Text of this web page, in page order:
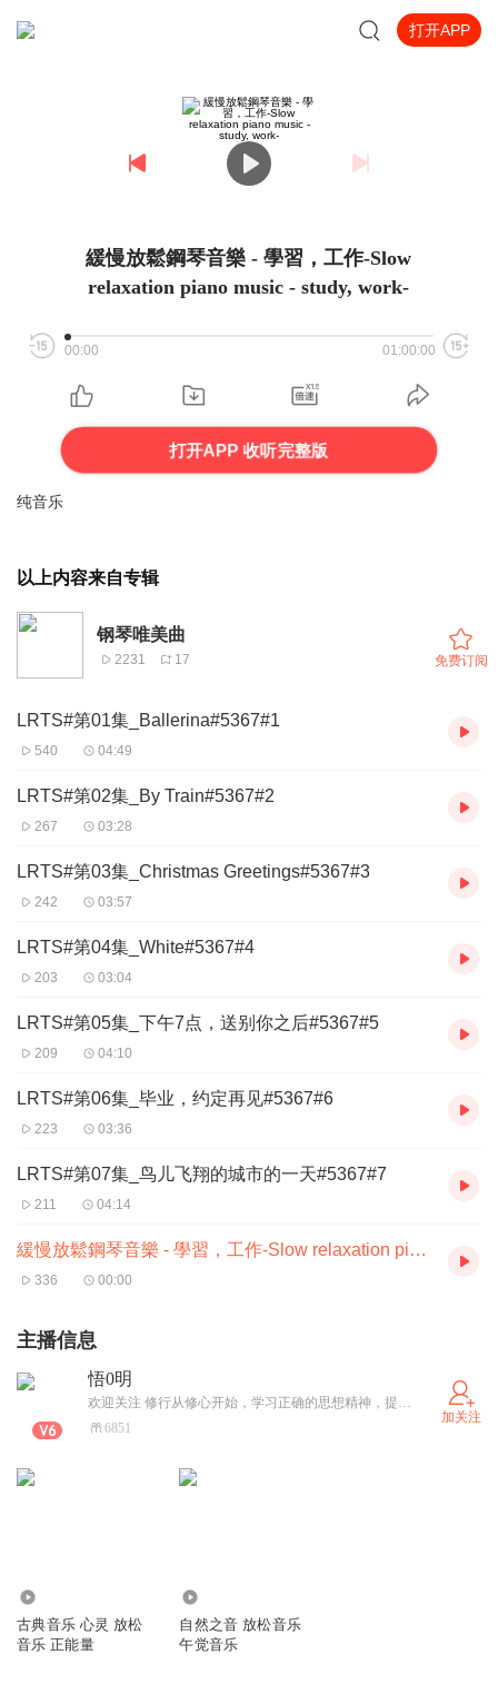
打开APP
緩慢放鬆鋼琴音樂 - 學習，工作-Slow
relaxation piano music - study, work-
00:00 01:00:00
打开APP 收听完整版
纯音乐
以上内容来自专辑
钢琴唯美曲
2231 17 免费订阅
LRTS#第01集_Ballerina#5367#1
540 04:49
LRTS#第02集_By Train#5367#2
267 03:28
LRTS#第03集_Christmas Greetings#5367#3
242 03:57
LRTS#第04集_White#5367#4
203 03:04
LRTS#第05集_下午7点，送别你之后#5367#5
209 04:10
LRTS#第06集_毕业，约定再见#5367#6
223 03:36
LRTS#第07集_鸟儿飞翔的城市的一天#5367#7
211 04:14
緩慢放鬆鋼琴音樂 - 學習，工作-Slow relaxation piano music - study, work-
336 00:00
主播信息
悟0明
欢迎关注 修行从修心开始，学习正确的思想精神，提高意识维度。
6851
加关注
古典音乐 心灵 放松
音乐 正能量
自然之音 放松音乐
午觉音乐